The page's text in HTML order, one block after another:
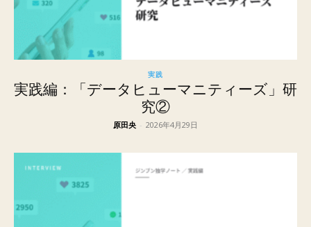
実践
実践編：「データヒューマニティーズ」研
究②
原田央 - 2026年4月29日